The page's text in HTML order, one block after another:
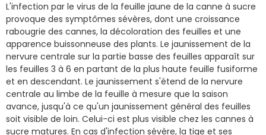
L'infection par le virus de la feuille jaune de la canne à sucre
provoque des symptômes sévères, dont une croissance
rabougrie des cannes, la décoloration des feuilles et une
apparence buissonneuse des plants. Le jaunissement de la
nervure centrale sur la partie basse des feuilles apparaît sur
les feuilles 3 à 6 en partant de la plus haute feuille fusiforme
et en descendant. Le jaunissement s'étend de la nervure
centrale au limbe de la feuille à mesure que la saison
avance, jusqu'à ce qu'un jaunissement général des feuilles
soit visible de loin. Celui-ci est plus visible chez les cannes à
sucre matures. En cas d'infection sévère, la tige et ses